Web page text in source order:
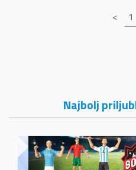
< 1
Najbolj